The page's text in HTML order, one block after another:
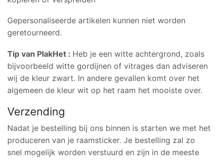
Gepersonaliseerde artikelen kunnen niet worden
geretourneerd.
Tip van PlakHet : Heb je een witte achtergrond, zoals
bijvoorbeeld witte gordijnen of vitrages dan adviseren
wij de kleur zwart. In andere gevallen komt over het
algemeen de kleur wit op het raam het mooiste over.
Verzending
Nadat je bestelling bij ons binnen is starten we met het
produceren van je raamsticker. Je bestelling zal zo
snel mogelijk worden verstuurd en zijn in de meeste